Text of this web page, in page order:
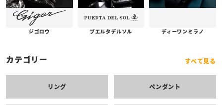
ジゴロウ プエルタデルソル ディーワンミラノ
カテゴリー すべて見る
リング ペンダント